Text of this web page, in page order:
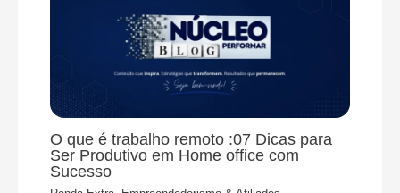
O que é trabalho remoto :07 Dicas para
Ser Produtivo em Home office com
Sucesso